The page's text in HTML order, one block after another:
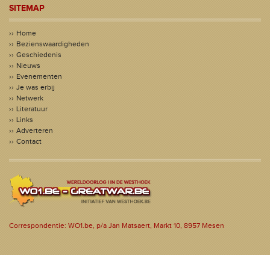
SITEMAP
Home
Bezienswaardigheden
Geschiedenis
Nieuws
Evenementen
Je was erbij
Netwerk
Literatuur
Links
Adverteren
Contact
Correspondentie: WO1.be, p/a Jan Matsaert, Markt 10, 8957 Mesen